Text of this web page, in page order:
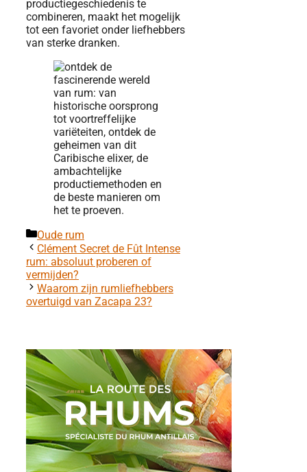
productiegeschiedenis te
combineren, maakt het mogelijk
tot een favoriet onder liefhebbers
van sterke dranken.
Categorieën
Oude rum
Clément Secret de Fût Intense
rum: absoluut proberen of
vermijden?
Waarom zijn rumliefhebbers
overtuigd van Zacapa 23?